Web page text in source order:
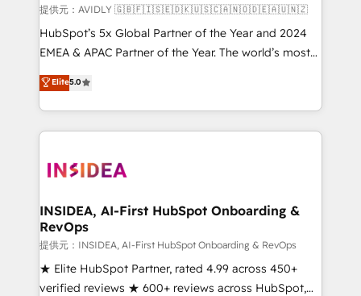
and reporting foundations ✔️ Custom integrations
and workflow automation ✔️ User adoption
programs, training, and enablement Through project-
partnerships, we guide organizations through the
revenue maturity model - delivering the right
grows.
提供元：AVIDLY 🇬🇧🇫🇮🇸🇪🇩🇰🇺🇸🇨🇦🇳🇴🇩🇪🇦🇺🇳🇿
HubSpot’s 5x Global Partner of the Year and 2024
EMEA & APAC Partner of the Year. The world’s most
experienced and fully accredited HubSpot Solutions
Partner. 🚀 With 2,750+ HubSpot projects delivered
and 370+ specialists across EMEA, APAC and NAM,
we de-risk complex CRM programmes and
multi-region migrations to AI-powered automation,
scale. 🏆 HubSpot’s CEO called us “the partner of the
future.” Others agree it is proof of trust built through
measurable impact.
Elite5.0
INSIDEA, AI-First HubSpot Onboarding &
RevOps
提供元：INSIDEA, AI-First HubSpot Onboarding & RevOps
★ Elite HubSpot Partner, rated 4.99 across 450+
verified reviews ★ 600+ reviews across HubSpot,